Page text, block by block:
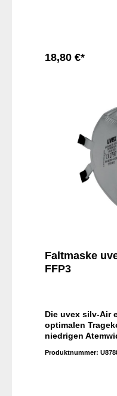
18,80 €*
Faltmaske
FFP3
Die uvex silv-Air
optimalen
niedrigen
über eine längere
Produktnummer: